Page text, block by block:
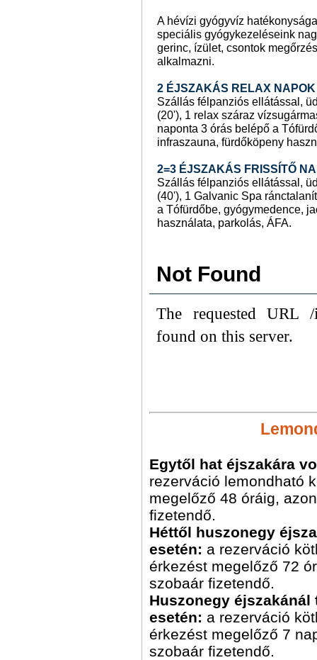
A hévízi gyógyvíz
speciális gyógykezeléseink
gerinc, ízület, csontok
alkalmazni.
2 ÉJSZAKÁS RELAX
Szállás félpanziós ellátással,
(20'), 1 relax száraz
naponta 3 órás belépő a
infraszauna, fürdőköpeny
2=3 ÉJSZAKÁS FRISSÍTŐ
Szállás félpanziós ellátással,
(40'), 1 Galvanic Spa
a Tófürdőbe, gyógymedence,
használata, parkolás, ÁFA.
Not Found
The requested URL /
found on this server.
Egytől hat éjszakára
rezerváció lemondható
megelőző 48 óráig,
fizetendő.
Héttől huszonegy
esetén: a rezerváció
érkezést megelőző 72
szobaár fizetendő.
Huszonegy
esetén: a rezerváció
érkezést megelőző 7
szobaár fizetendő.